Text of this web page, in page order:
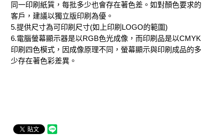
同一印刷紙質，每批多少也會存在著色差。如對顏色要求的
客戶，建議以獨立版印刷為優。
5.提供尺寸為可印刷尺寸(如上印刷LOGO的範圍)
6.電腦螢幕顯示器是以RGB色光成像，而印刷品是以CMYK
印刷四色模式，因成像原理不同，螢幕顯示與印刷成品的多
少存在著色彩差異。